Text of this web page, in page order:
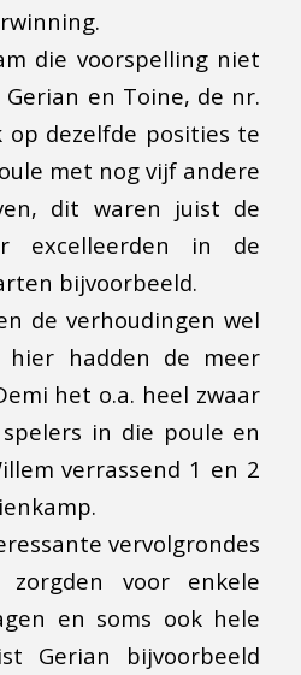
die voorspelling niet
en Toine, de nr.
op dezelfde posities te
met nog vijf andere
dit waren juist de
excelleerden in de
bijvoorbeeld.
de verhoudingen wel
hadden de meer
het o.a. heel zwaar
in die poule en
verrassend 1 en 2
vervolgrondes
voor enkele
en soms ook hele
Gerian bijvoorbeeld